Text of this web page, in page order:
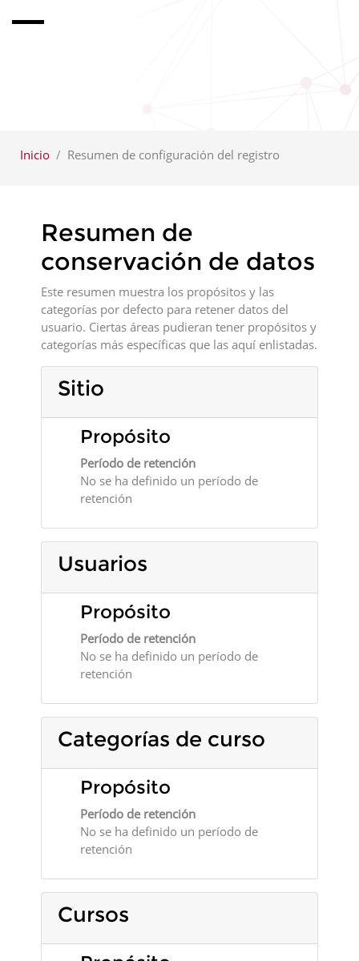
Inicio Resumen de configuración del registro
Resumen de
conservación de datos
Este resumen muestra los propósitos y las
categorías por defecto para retener datos del
usuario. Ciertas áreas pudieran tener propósitos y
categorías más específicas que las aquí enlistadas.
Sitio
Propósito
Período de retención
No se ha definido un período de
retención
Usuarios
Propósito
Período de retención
No se ha definido un período de
retención
Categorías de curso
Propósito
Período de retención
No se ha definido un período de
retención
Cursos